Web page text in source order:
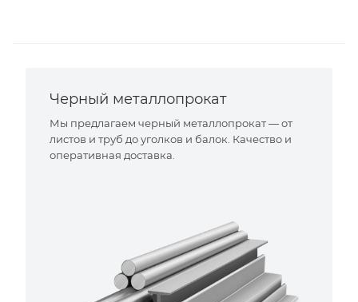
Черный металлопрокат
Мы предлагаем черный металлопрокат — от
листов и труб до уголков и балок. Качество и
оперативная доставка.